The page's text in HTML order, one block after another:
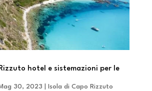
hotel e sistemazioni per le
Mag 30, 2023 Isola di Capo Rizzuto